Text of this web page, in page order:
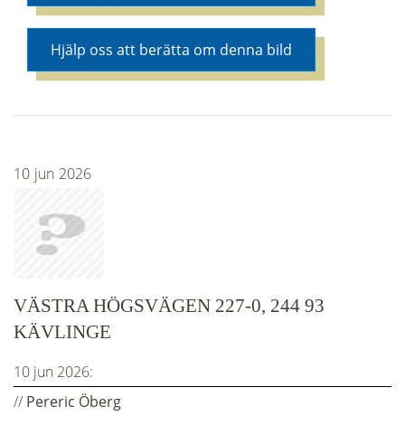
Hjälp oss att berätta om denna bild
10 jun 2026
VÄSTRA HÖGSVÄGEN 227-0, 244 93
KÄVLINGE
10 jun 2026:
// Pereric Öberg